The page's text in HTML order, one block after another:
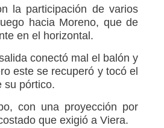
la participación de varios
hacia Moreno, que de
en el horizontal.
conectó mal el balón y
este se recuperó y tocó el
su pórtico.
con una proyección por
que exigió a Viera.